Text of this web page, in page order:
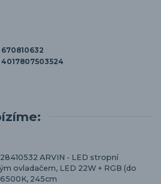
670810632
4017807503524
ARVIN - LED stropní
ovladačem, LED 22W + RGB (do
245cm